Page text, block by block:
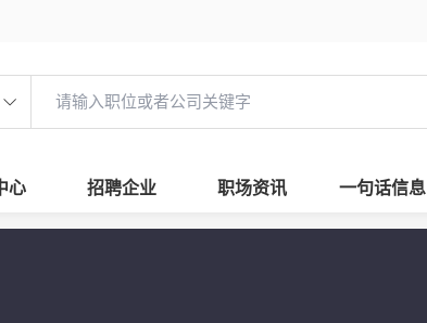
心 招聘企业 职场资讯 一句话信息